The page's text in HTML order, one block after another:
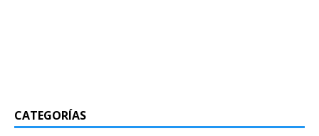
CATEGORÍAS